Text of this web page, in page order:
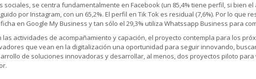
sociales, se centra fundamentalmente en Facebook (un 85,4% tiene perfil, si bien
por Instagram, con un 65,2%. El perfil en Tik Tok es residual (7,6%). Por lo que
en Google My Business y tan sólo el 29,3% utiliza Whatssapp Business para
las actividades de acompañamiento y capación, el proyecto contempla para los
que vean en la digitalización una oportunidad para seguir innovando,
de soluciones innovadoras y desarrollar, al menos, dos proyectos piloto